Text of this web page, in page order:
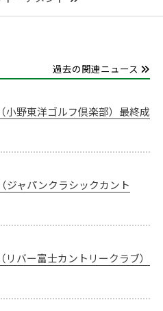
過去の関連ニュース
小野東洋ゴルフ倶楽部）最終成
ジャパンクラシックカント
バー富士カントリークラブ）